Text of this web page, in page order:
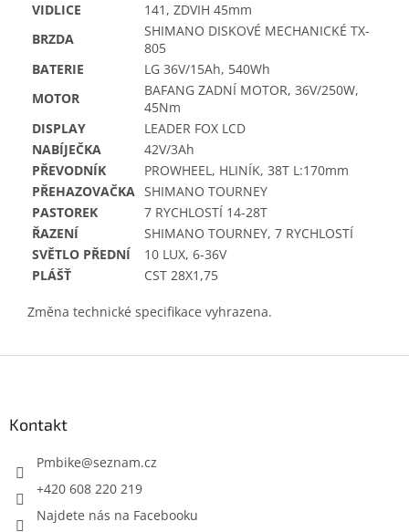
VIDLICE
141, ZDVIH 45mm
BRZDA
SHIMANO DISKOVÉ MECHANICKÉ TX-
805
BATERIE
LG 36V/15Ah, 540Wh
MOTOR
BAFANG ZADNÍ MOTOR, 36V/250W,
45Nm
DISPLAY
LEADER FOX LCD
NABÍJEČKA
42V/3Ah
PŘEVODNÍK
PROWHEEL, HLINÍK, 38T L:170mm
PŘEHAZOVAČKA SHIMANO TOURNEY
PASTOREK
7 RYCHLOSTÍ 14-28T
ŘAZENÍ
SHIMANO TOURNEY, 7 RYCHLOSTÍ
SVĚTLO PŘEDNÍ
10 LUX, 6-36V
PLÁŠŤ
CST 28X1,75
Změna technické specifikace vyhrazena.
Kontakt
Pmbike@seznam.cz
+420 608 220 219
Najdete nás na Facebooku